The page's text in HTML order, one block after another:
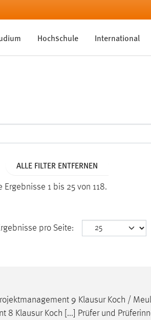
Hochschule International
ALLE FILTER ENTFERNEN
Ergebnisse 1 bis 25 von 118.
pro Seite:
9 Klausur Koch /
8 Klausur Koch [...] Prüfer und